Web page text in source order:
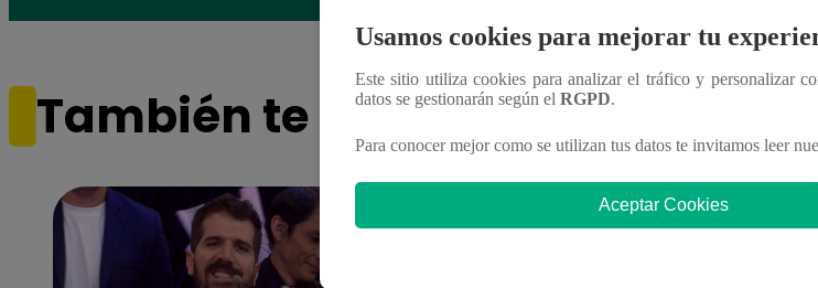
También te puede interesar
Usamos cookies para mejorar tu
Este sitio utiliza cookies para analizar el tráfico y personalizar
datos se gestionarán según el RGPD.
Para conocer mejor como se utilizan tus datos te invitamos leer
Aceptar Cookies